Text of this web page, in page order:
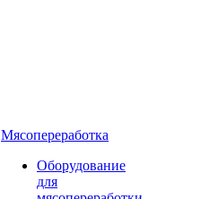
Мясопереработка
Оборудование
для